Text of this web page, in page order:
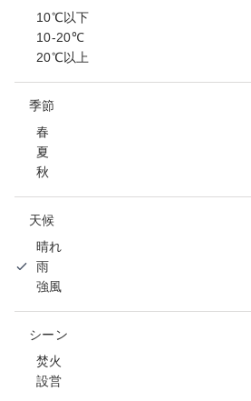
10℃以下
10-20℃
20℃以上
季節
春
夏
秋
天候
晴れ
雨
強風
シーン
焚火
設営